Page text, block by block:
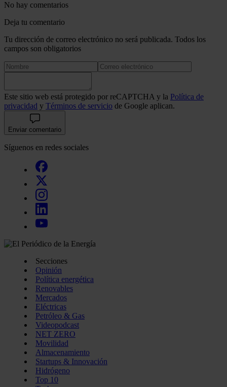
No hay comentarios
Deja tu comentario
Tu dirección de correo electrónico no será publicada. Todos los
campos son obligatorios
Este sitio web está protegido por reCAPTCHA y la Política de
privacidad y Términos de servicio de Google aplican.
Enviar comentario
Síguenos en redes sociales
Secciones
Opinión
Política energética
Renovables
Mercados
Eléctricas
Petróleo & Gas
Videopodcast
NET ZERO
Movilidad
Almacenamiento
Startups & Innovación
Hidrógeno
Top 10